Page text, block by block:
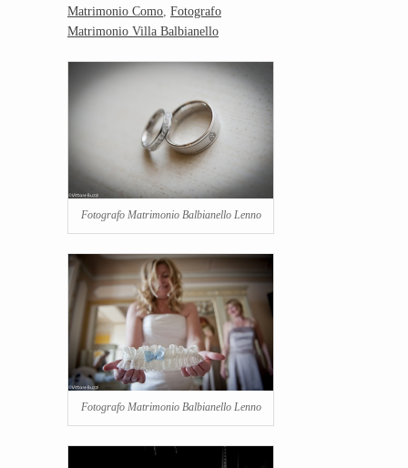
Matrimonio Como, Fotografo
Matrimonio Villa Balbianello
Fotografo Matrimonio Balbianello Lenno
Fotografo Matrimonio Balbianello Lenno